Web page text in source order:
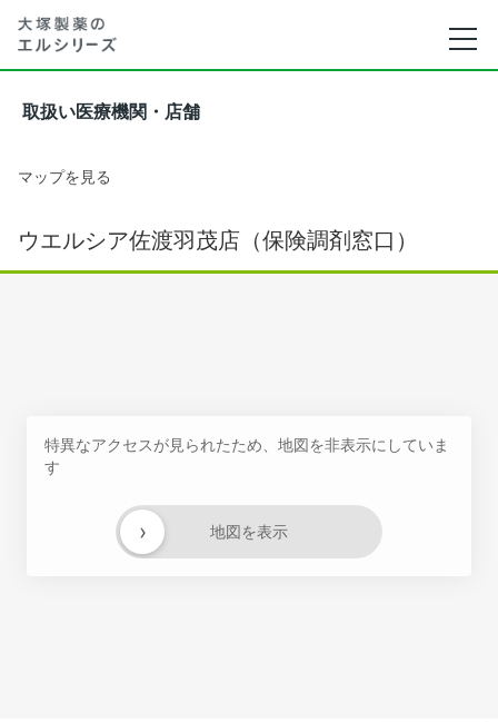
取扱い医療機関・店舗
マップを見る
ウエルシア佐渡羽茂店（保険調剤窓口）
特異なアクセスが見られたため、地図を非表示にしていま
す
地図を表示
›